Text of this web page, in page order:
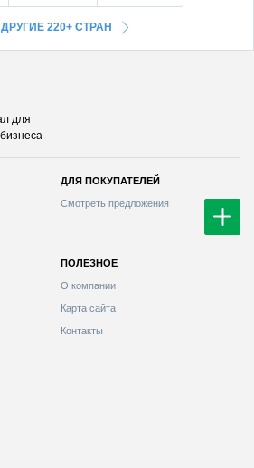
ДРУГИЕ 220+ СТРАН
для
ДЛЯ ПОКУПАТЕЛЕЙ
Смотреть предложения
ПОЛЕЗНОЕ
О компании
Карта сайта
Контакты